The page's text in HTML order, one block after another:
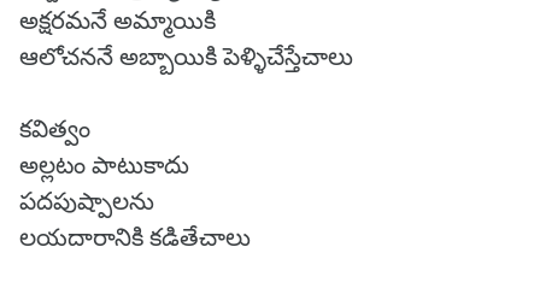
అక్షరమనే అమ్మాయికి
ఆలోచననే అబ్బాయికి పెళ్ళిచేస్తేచాలు
కవిత్వం
అల్లటం పాటుకాదు
పదపుష్పాలను
లయదారానికి కడితేచాలు